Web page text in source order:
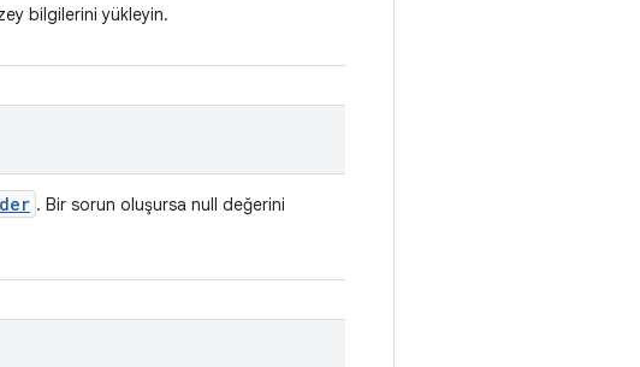
bilgilerini yükleyin.
. Bir sorun oluşursa null değerini